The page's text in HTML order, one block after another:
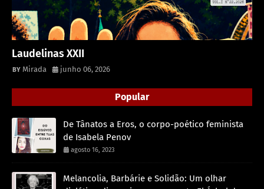
Laudelinas XXII
Mirada junho 06, 2026
Popular
De Tânatos a Eros, o corpo-poético feminista
de Isabela Penov
agosto 16, 2023
Melancolia, Barbárie e Solidão: Um olhar